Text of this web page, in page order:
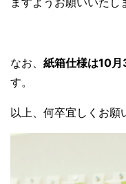
なお、 紙箱仕様は10
す。
以上、何卒宜しくお願